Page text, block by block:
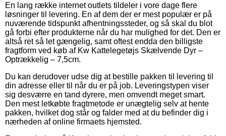
En lang række internet outlets tildeler i vore dage flere
løsninger til levering. En af dem der er mest populær er på
nuværende tidspunkt afhentningssteder, og så skal du blot
gå forbi efter produkterne når du har mulighed for det. Den er
altså ret så let gængelig, samt oftest endda den billigste
fragtform ved køb af Kw Kattelegetøjs Skælvende Dyr –
Optrækkelig – 7,5cm.
Du kan derudover udse dig at bestille pakken til levering til
din adresse eller til når du er på job. Leveringstypen viser
sig desværre en tand dyrere, men omvendt meget smart.
Den mest letkøbte fragtmetode er unægtelig selv at hente
pakken, hvilket dog står og falder med at du befinder dig i
nærheden af online firmaets hjemsted.